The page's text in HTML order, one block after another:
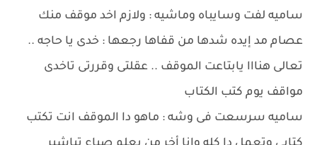
ساميه لفت وسايباه وماشيه : ولازم اخد موقف منك
عصام مد إيده شدها من قفاها رجعها : خدى يا حاجه ..
تعالى هنااا يابتاعت الموقف .. عقلتى وقررتى تاخدى
مواقف يوم كتب الكتاب
ساميه سرسعت فى وشه : ماهو دا الموقف انت تكتب